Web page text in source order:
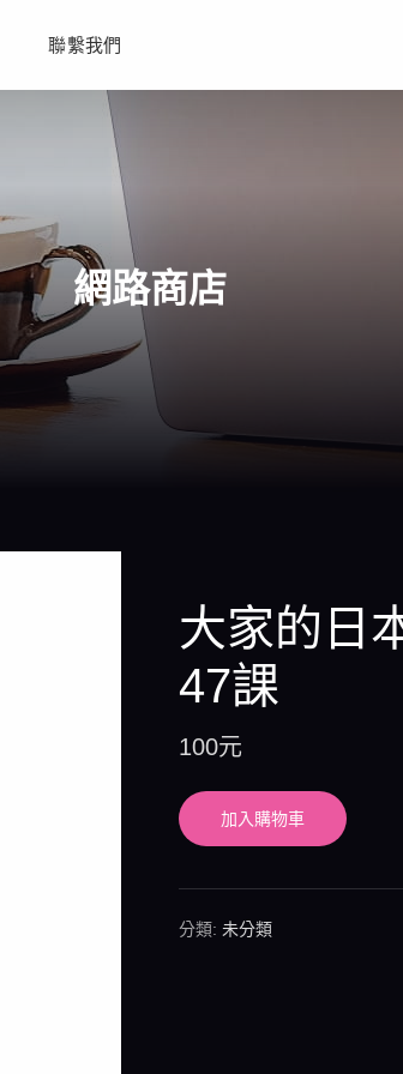
聯繫我們
網路商店
大家的日
47課
100元
加入購物車
分類: 未分類